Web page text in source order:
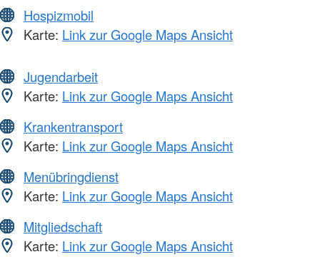
Hospizmobil
Karte: Link zur Google Maps Ansicht
Jugendarbeit
Karte: Link zur Google Maps Ansicht
Krankentransport
Karte: Link zur Google Maps Ansicht
Menübringdienst
Karte: Link zur Google Maps Ansicht
Mitgliedschaft
Karte: Link zur Google Maps Ansicht